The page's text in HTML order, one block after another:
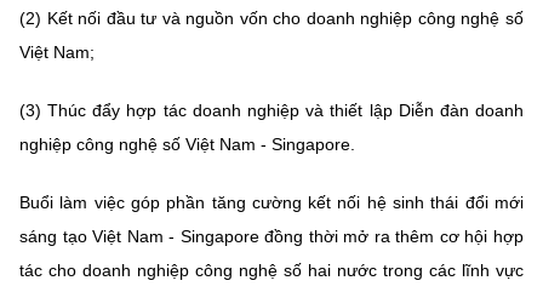
(2) Kết nối đầu tư và nguồn vốn cho doanh nghiệp công nghệ số
Việt Nam;
(3) Thúc đẩy hợp tác doanh nghiệp và thiết lập Diễn đàn doanh
nghiệp công nghệ số Việt Nam - Singapore.
Buổi làm việc góp phần tăng cường kết nối hệ sinh thái đổi mới
sáng tạo Việt Nam - Singapore đồng thời mở ra thêm cơ hội hợp
tác cho doanh nghiệp công nghệ số hai nước trong các lĩnh vực